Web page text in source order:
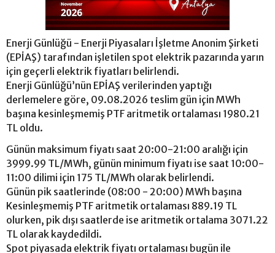
Enerji Günlüğü - Enerji Piyasaları İşletme Anonim Şirketi
(EPİAŞ) tarafından işletilen spot elektrik pazarında yarın
için geçerli elektrik fiyatları belirlendi.
Enerji Günlüğü’nün EPİAŞ verilerinden yaptığı
derlemelere göre, 09.08.2026 teslim gün için MWh
başına kesinleşmemiş PTF aritmetik ortalaması 1980.21
TL oldu.
Günün maksimum fiyatı saat 20:00-21:00 aralığı için
3999.99 TL/MWh, günün minimum fiyatı ise saat 10:00-
11:00 dilimi için 175 TL/MWh olarak belirlendi.
Günün pik saatlerinde (08:00 - 20:00) MWh başına
Kesinleşmemiş PTF aritmetik ortalaması 889.19 TL
olurken, pik dışı saatlerde ise aritmetik ortalama 3071.22
TL olarak kaydedildi.
Spot piyasada elektrik fiyatı ortalaması bugün ile